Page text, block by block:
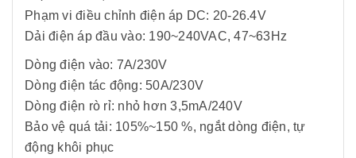
Hiệu suất: 85,5%
Phạm vi điều chỉnh điện áp DC: 20-26.4V
Dòng điện vào: 7A/230V
Dòng điện tác động: 50A/230V
Dòng điện rò rỉ: nhỏ hơn 3,5mA/240V
Bảo vệ quá tải: 105%~150 %, ngắt dòng điện, tự